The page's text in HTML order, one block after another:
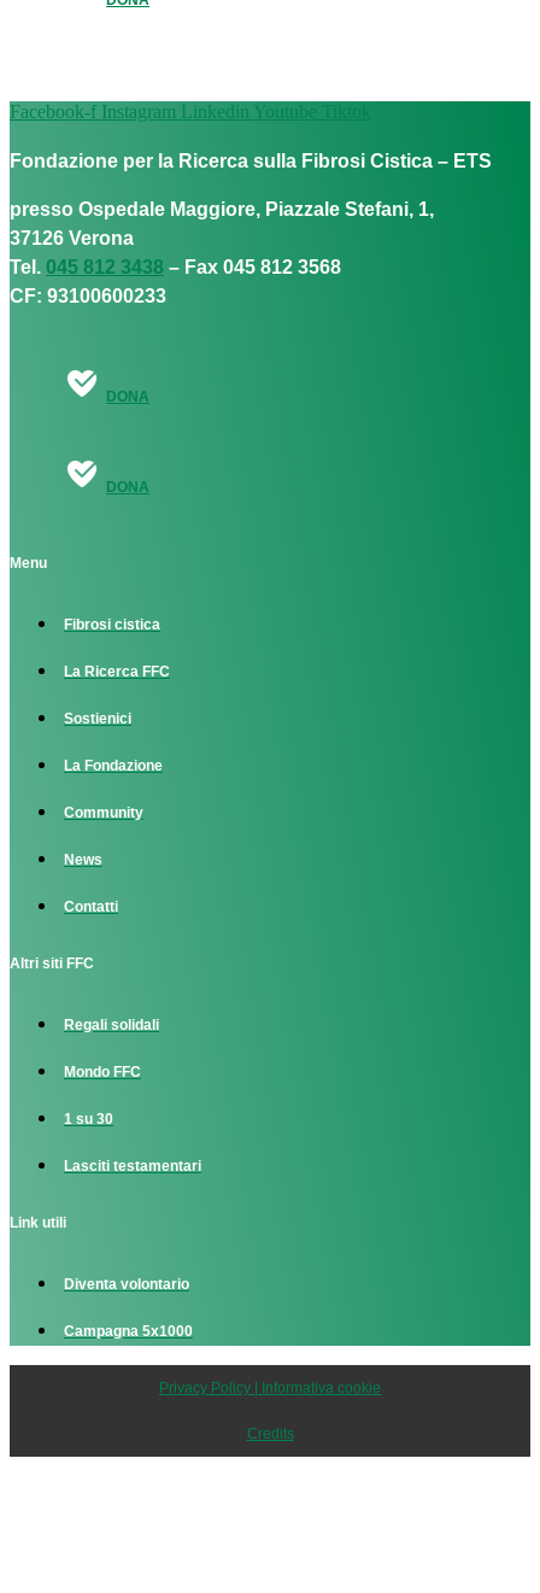
Facebook-f Instagram Linkedin Youtube Tiktok
Fondazione per la Ricerca sulla Fibrosi Cistica – ETS
presso Ospedale Maggiore, Piazzale Stefani, 1,
37126 Verona
Tel. 045 812 3438 – Fax 045 812 3568
CF: 93100600233
DONA
DONA
Menu
Fibrosi cistica
La Ricerca FFC
Sostienici
La Fondazione
Community
News
Contatti
Altri siti FFC
Regali solidali
Mondo FFC
1 su 30
Lasciti testamentari
Link utili
Diventa volontario
Campagna 5x1000
Privacy Policy | Informativa cookie
Credits